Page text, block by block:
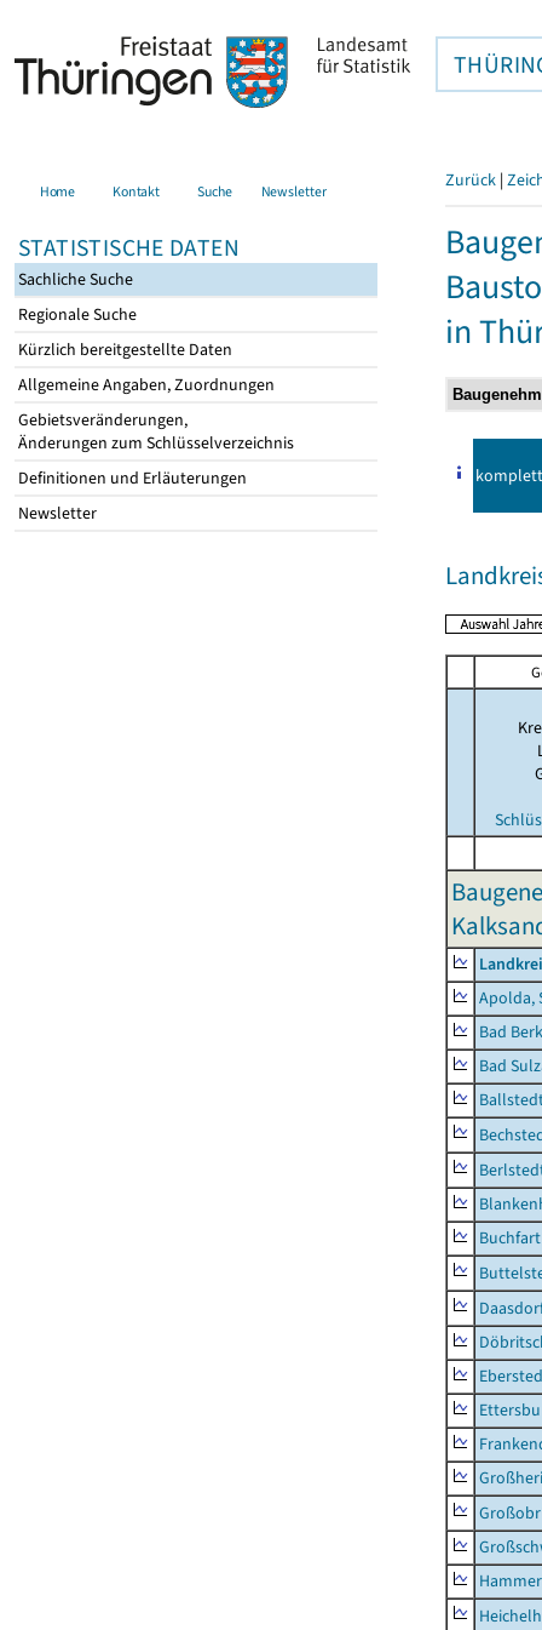
Home Kontakt Suche Newsletter
STATISTISCHE DATEN
Sachliche Suche
Regionale Suche
Kürzlich bereitgestellte Daten
Allgemeine Angaben, Zuordnungen
Gebietsveränderungen,
Änderungen zum Schlüsselverzeichnis
Definitionen und Erläuterungen
Newsletter
Zurück |
in
komplett
Apolda,
Bad
Bad
Buchfart